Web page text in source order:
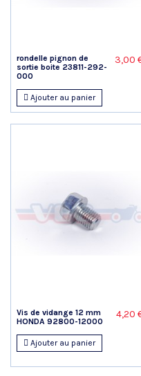
rondelle pignon de
sortie boite 23811-292-
000
3,00
Ajouter au panier
Vis de vidange 12 mm
HONDA 92800-12000
4,20
Ajouter au panier